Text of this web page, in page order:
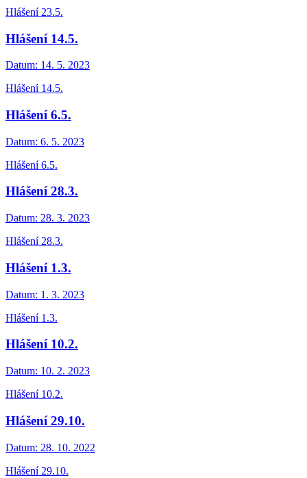
Hlášení 23.5.
Hlášení 14.5.
Datum: 14. 5. 2023
Hlášení 14.5.
Hlášení 6.5.
Datum: 6. 5. 2023
Hlášení 6.5.
Hlášení 28.3.
Datum: 28. 3. 2023
Hlášení 28.3.
Hlášení 1.3.
Datum: 1. 3. 2023
Hlášení 1.3.
Hlášení 10.2.
Datum: 10. 2. 2023
Hlášení 10.2.
Hlášení 29.10.
Datum: 28. 10. 2022
Hlášení 29.10.